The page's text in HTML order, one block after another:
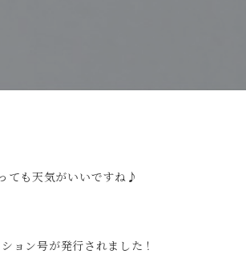
ても天気がいいですね♪
ョン号が発行されました！